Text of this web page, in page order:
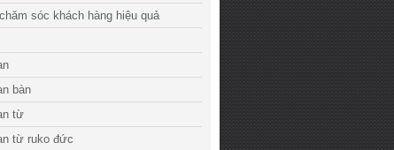
sóc khách hàng hiệu quả
bàn
từ
từ ruko đức